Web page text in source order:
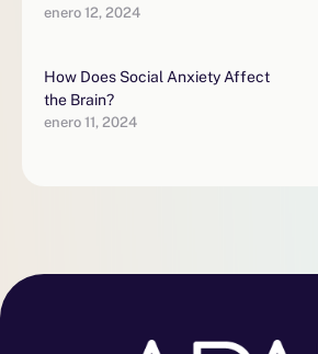
enero 12, 2024
How Does Social Anxiety Affect
the Brain?
enero 11, 2024